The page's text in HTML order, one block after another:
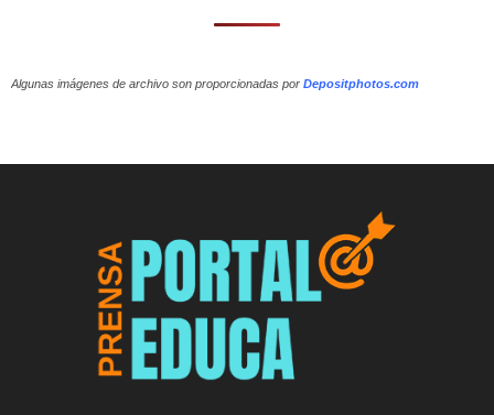
Algunas imágenes de archivo son proporcionadas por Depositphotos.com